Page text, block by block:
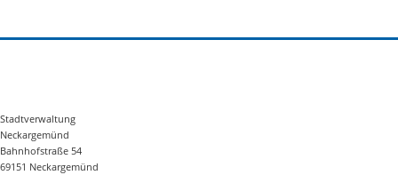
Stadtverwaltung
Neckargemünd
Bahnhofstraße 54
69151 Neckargemünd